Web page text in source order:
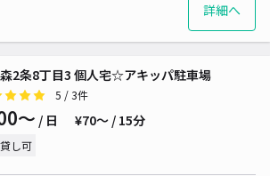
詳細へ
2条8丁目3 個人宅☆アキッパ駐車場
5 / 3件
〜 / 日 ¥70〜 / 15分
し可